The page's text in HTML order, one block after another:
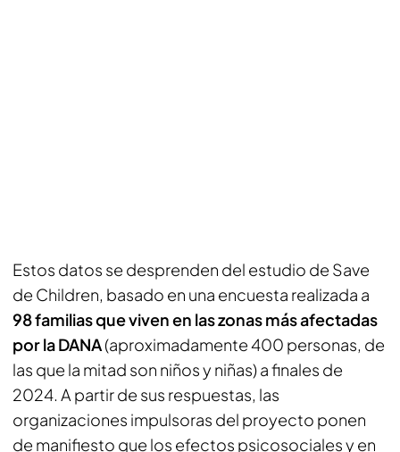
Estos datos se desprenden del estudio de Save
de Children, basado en una encuesta realizada a
98 familias que viven en las zonas más afectadas
por la DANA(aproximadamente 400 personas, de
las que la mitad son niños y niñas) a finales de
2024. A partir de sus respuestas, las
organizaciones impulsoras del proyecto ponen
de manifiesto que los efectos psicosociales y en